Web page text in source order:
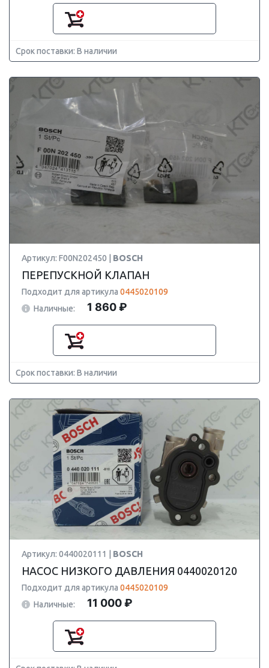
Срок поставки: В наличии
Артикул: F00N202450 | BOSCH
ПЕРЕПУСКНОЙ КЛАПАН
Подходит для артикула 0445020109
Наличные:
1 860 ₽
Срок поставки: В наличии
Артикул: 0440020111 | BOSCH
НАСОС НИЗКОГО ДАВЛЕНИЯ 0440020120
Подходит для артикула 0445020109
Наличные:
11 000 ₽